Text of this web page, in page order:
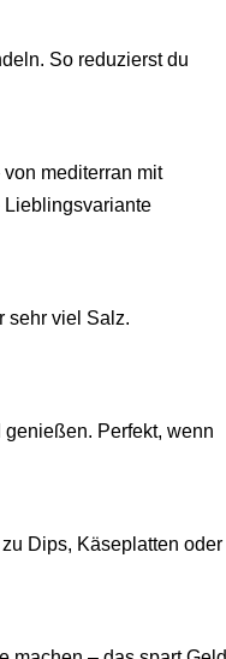
So reduzierst du
mediterran mit
Lieblingsvariante
sehr viel Salz.
Perfekt, wenn
Dips, Käseplatten oder